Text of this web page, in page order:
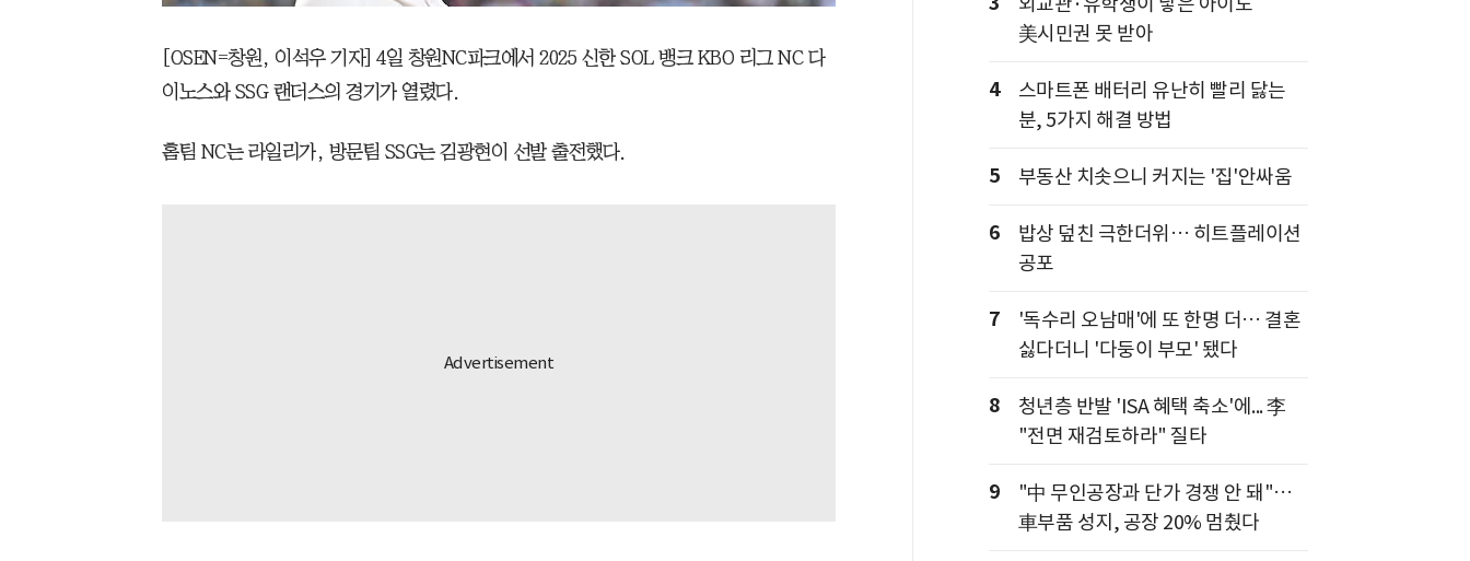
[OSEN=창원, 이석우 기자] 4일 창원NC파크에서 2025 신한 SOL 뱅크 KBO 리그 NC 다
이노스와 SSG 랜더스의 경기가 열렸다.
홈팀 NC는 라일리가, 방문팀 SSG는 김광현이 선발 출전했다.
美시민권 못 받아
4
스마트폰 배터리 유난히 빨리 닳는
분, 5가지 해결 방법
5 부동산 치솟으니 커지는 '집'안싸움
6
밥상 덮친 극한더위… 히트플레이션
공포
7
'독수리 오남매'에 또 한명 더… 결혼
싫다더니 '다둥이 부모' 됐다
8
청년층 반발 'ISA 혜택 축소'에... 李
"전면 재검토하라" 질타
9
"中 무인공장과 단가 경쟁 안 돼"…
車부품 성지, 공장 20% 멈췄다